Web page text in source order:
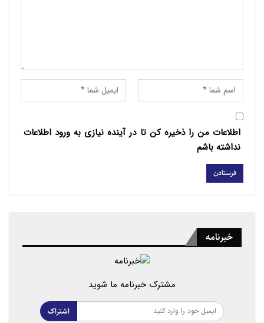
اطلاعات من را ذخیره کن تا در آینده نیازی به ورود اطلاعات
نداشته باشم
خبرنامه
مشترک خبرنامه ما شوید
اشتراک